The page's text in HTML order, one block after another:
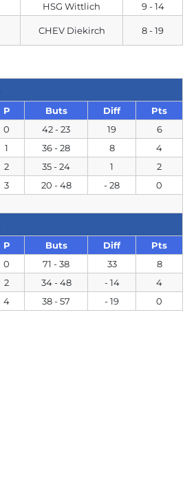
HSG Wittlich 9 - 14
CHEV Diekirch 8 - 19
P Buts Diff
Pts
0 42 - 23 19
6
1 36 - 28 8
4
2 35 - 24 1
2
3 20 - 48 - 28 0
P Buts Diff
Pts
0 71 - 38 33
8
2 34 - 48 - 14
4
4 38 - 57 - 19 0